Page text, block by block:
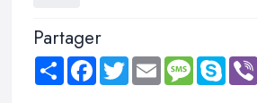
Partager
Share FacebookTwitter Email MessageSkype